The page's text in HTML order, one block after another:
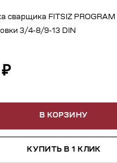
сварщика FITSIZ
3/4-8/9-13 DIN
В КОРЗИНУ
КУПИТЬ В 1 КЛИК